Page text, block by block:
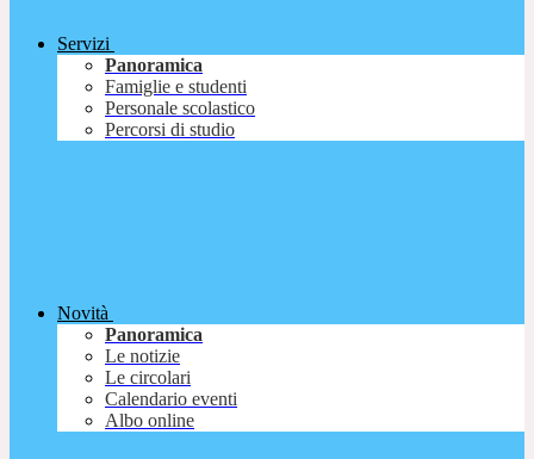
Servizi
Panoramica
Famiglie e studenti
Personale scolastico
Percorsi di studio
Novità
Panoramica
Le notizie
Le circolari
Calendario eventi
Albo online